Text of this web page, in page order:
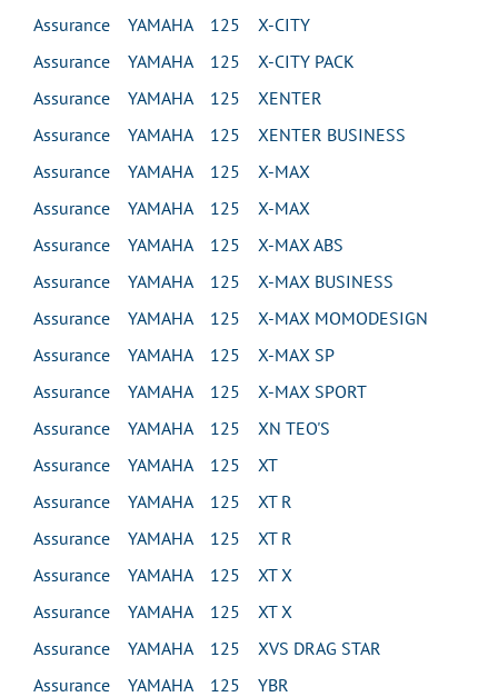
Assurance YAMAHA 125 X-CITY
Assurance YAMAHA 125 X-CITY PACK
Assurance YAMAHA 125 XENTER
Assurance YAMAHA 125 XENTER BUSINESS
Assurance YAMAHA 125 X-MAX
Assurance YAMAHA 125 X-MAX
Assurance YAMAHA 125 X-MAX ABS
Assurance YAMAHA 125 X-MAX BUSINESS
Assurance YAMAHA 125 X-MAX MOMODESIGN
Assurance YAMAHA 125 X-MAX SP
Assurance YAMAHA 125 X-MAX SPORT
Assurance YAMAHA 125 XN TEO'S
Assurance YAMAHA 125 XT
Assurance YAMAHA 125 XT R
Assurance YAMAHA 125 XT R
Assurance YAMAHA 125 XT X
Assurance YAMAHA 125 XT X
Assurance YAMAHA 125 XVS DRAG STAR
Assurance YAMAHA 125 YBR